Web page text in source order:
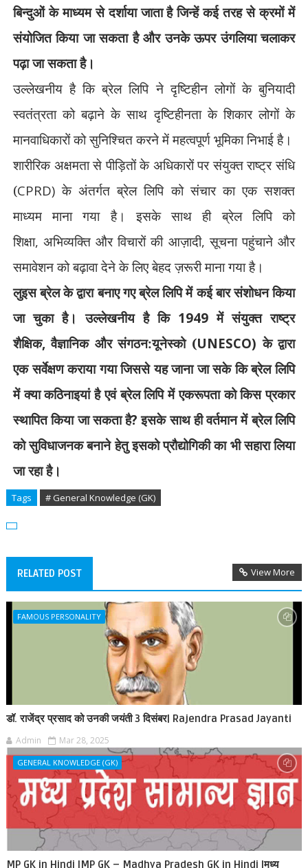
बिन्दुओं के माध्यम से दर्शाया जाता है जिन्हें कई तरह से क्रमों में
संयोजित किया जा सकता है और उनके ऊपर उंगलिया चलाकर
पढ़ा जा सकता है।
उल्लेखनीय है कि ब्रेल लिपि ने दृष्टिहीन लोगों के बुनियादी
स्वतंत्रता को बढ़ाने के साथ दृष्टिहीनता के शिकार लोगों के
मानवाधिकारों को सुनिश्चित करने में महत्वपूर्ण भूमिका निभाई है।
शारीरिक अक्षमता से पीड़ितों के अधिकारों पर संयुक्त राष्ट्र संधि
(CPRD)के अंतर्गत ब्रेल लिपि को संचार का एक सशक्त
माध्यम माना गया है। इसके साथ ही ब्रेल लिपि को
शिक्षा,अभिव्यक्ति और विचारों की आज़ादी,सूचना पहुंचाने और
समावेशन को बढ़ावा देने के लिए बेहद ज़रूरी माना गया है।
लुइस ब्रेल के द्वारा बनाए गए ब्रेल लिपि में कई बार संशोधन किया
जा चुका है। उल्लेखनीय है कि 1949 में संयुक्त राष्ट्र
शैक्षिक,वैज्ञानिक और संगठन:यूनेस्को (UNESCO)के द्वारा
एक सर्वेक्षण कराया गया जिससे यह जाना जा सके कि ब्रेल लिपि
में क्या कठिनाइयां है एवं ब्रेल लिपि में एकरूपता को किस प्रकार
स्थापित किया जा सकता है?इसके साथ ही वर्तमान में ब्रेल लिपि
को सुविधाजनक बनाने हेतु इसको प्रौद्योगिकी का भी सहारा लिया
जा रहा है।
Tags # General Knowledge (GK)
RELATED POST View More
FAMOUS PERSONALITY
डॉ. राजेंद्र प्रसाद को उनकी जयंती 3 दिसंबर| Rajendra Prasad Jayanti
Admin Mar 28, 2025
GENERAL KNOWLEDGE (GK)
MP GK in Hindi |MP GK – Madhya Pradesh GK in Hindi |मध्य